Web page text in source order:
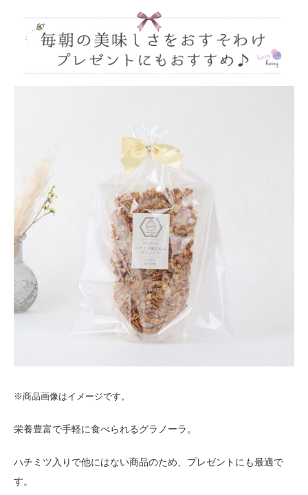
※商品画像はイメージです。
栄養豊富で手軽に食べられるグラノーラ。
ハチミツ入りで他にはない商品のため、プレゼントにも最適で
す。